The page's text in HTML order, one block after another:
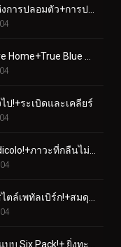
ป!+ระเบิดและเคลียร์